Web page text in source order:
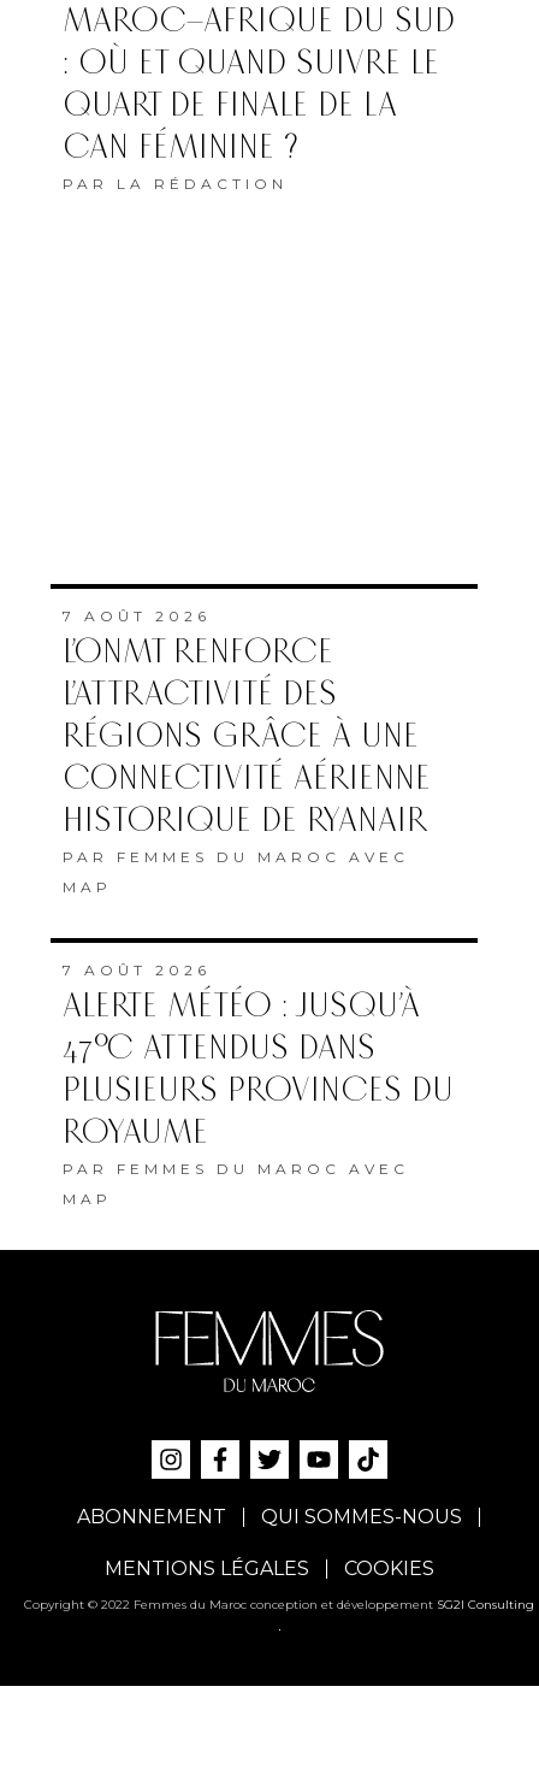
MAROC–AFRIQUE DU SUD
: OÙ ET QUAND SUIVRE LE
QUART DE FINALE DE LA
CAN FÉMININE ?
PAR LA RÉDACTION
7 AOÛT 2026
L’ONMT RENFORCE
L’ATTRACTIVITÉ DES
RÉGIONS GRÂCE À UNE
CONNECTIVITÉ AÉRIENNE
HISTORIQUE DE RYANAIR
PAR FEMMES DU MAROC AVEC
MAP
7 AOÛT 2026
ALERTE MÉTÉO : JUSQU’À
47°C ATTENDUS DANS
PLUSIEURS PROVINCES DU
ROYAUME
PAR FEMMES DU MAROC AVEC
MAP
ABONNEMENT QUI SOMMES-NOUS
MENTIONS LÉGALES COOKIES
Copyright © 2022 Femmes du Maroc conception et développement SG2I Consulting